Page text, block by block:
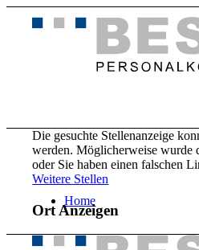
Home
Die gesuchte Stellenanzeige
werden. Möglicherweise wurde
oder Sie haben einen falschen
Weitere Stellen
Ort Anzeigen